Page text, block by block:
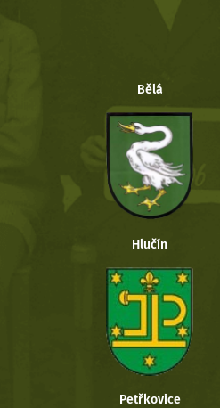
Bělá
Hlučín
Petřkovice